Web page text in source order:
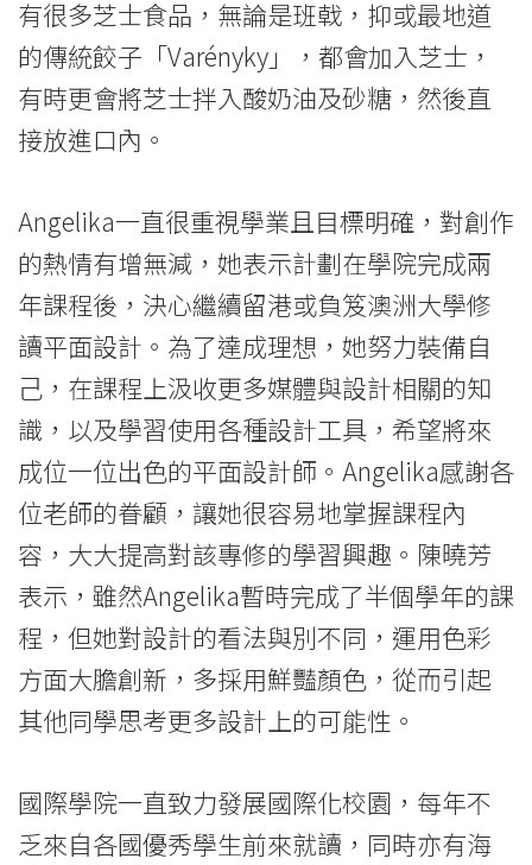
有很多芝士食品，無論是班戟，抑或最地道
的傳統餃子「Varényky」，都會加入芝士，
有時更會將芝士拌入酸奶油及砂糖，然後直
接放進口內。
Angelika一直很重視學業且目標明確，對創作
的熱情有增無減，她表示計劃在學院完成兩
年課程後，決心繼續留港或負笈澳洲大學修
讀平面設計。為了達成理想，她努力裝備自
己，在課程上汲收更多媒體與設計相關的知
識，以及學習使用各種設計工具，希望將來
成位一位出色的平面設計師。Angelika感謝各
位老師的眷顧，讓她很容易地掌握課程內
容，大大提高對該專修的學習興趣。陳曉芳
表示，雖然Angelika暫時完成了半個學年的課
程，但她對設計的看法與別不同，運用色彩
方面大膽創新，多採用鮮豔顏色，從而引起
其他同學思考更多設計上的可能性。
國際學院一直致力發展國際化校園，每年不
乏來自各國優秀學生前來就讀，同時亦有海